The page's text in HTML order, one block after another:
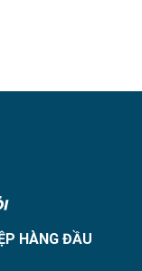
HÀNG ĐẦU